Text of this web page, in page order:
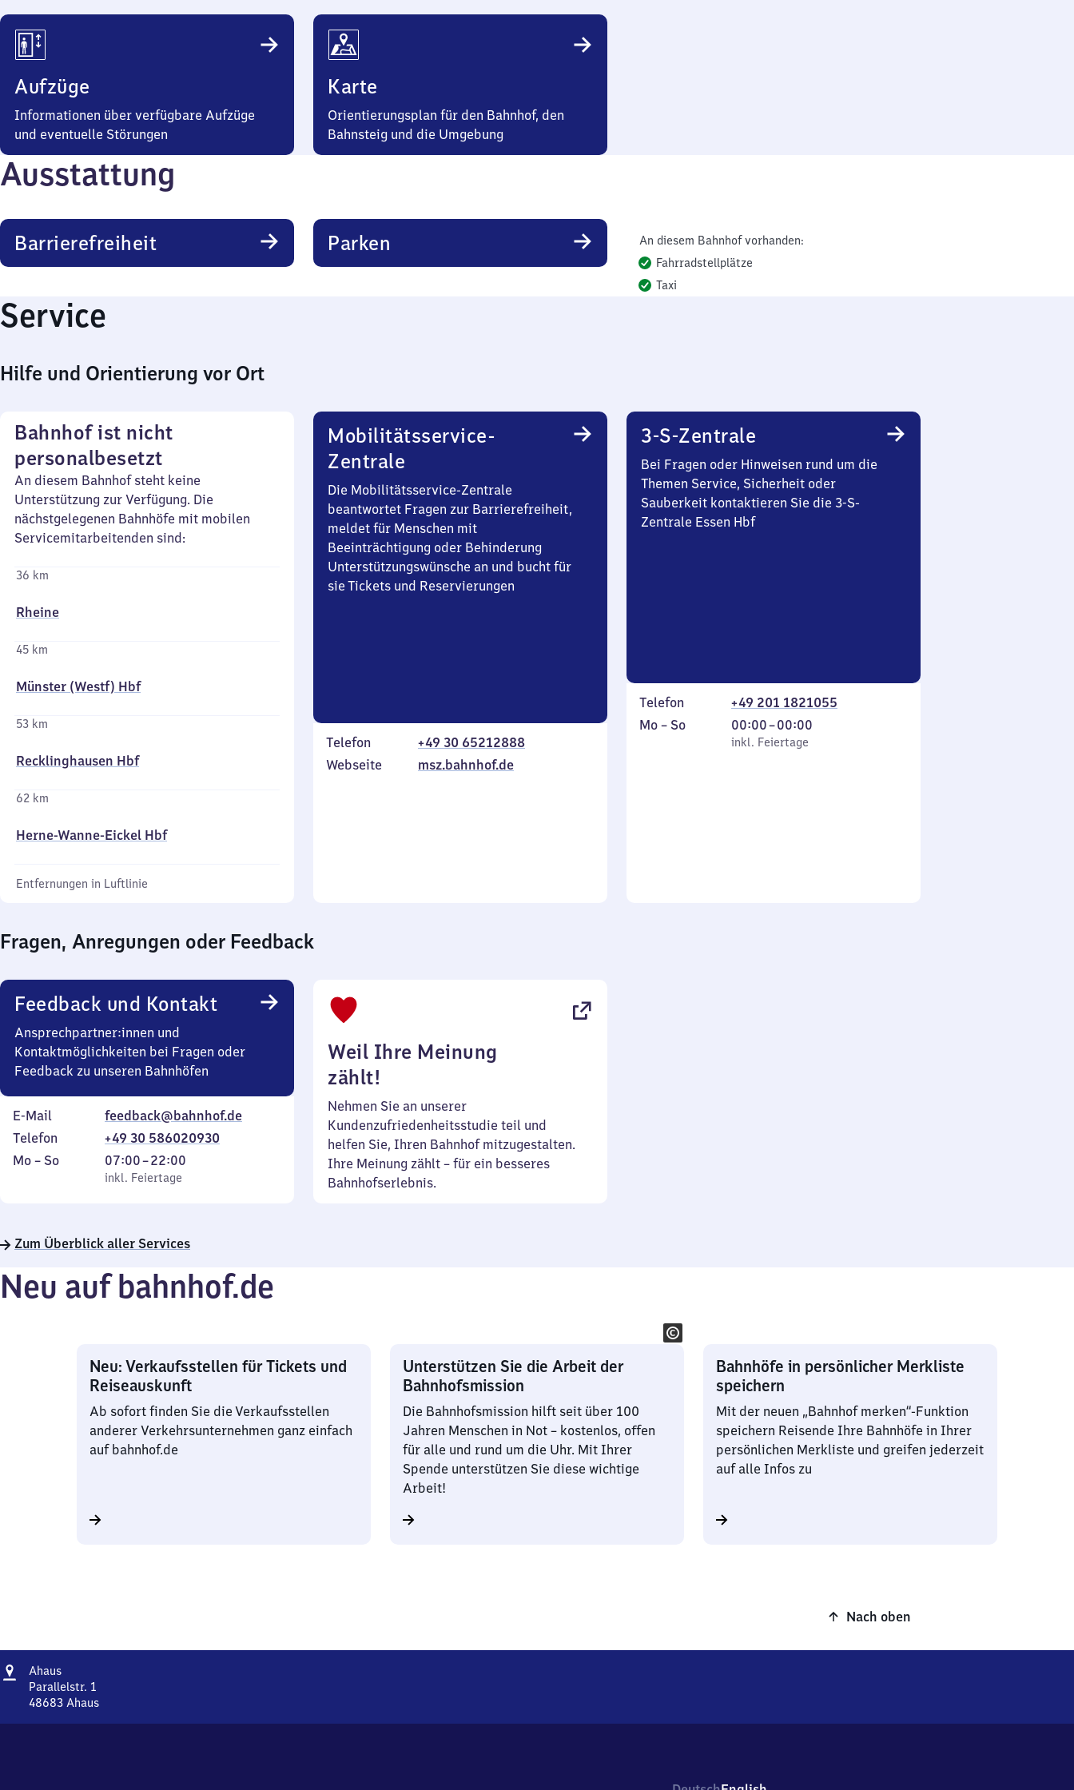
Aufzüge
Informationen über verfügbare Aufzüge
und eventuelle Störungen
Karte
Orientierungsplan für den Bahnhof, den
Bahnsteig und die Umgebung
Ausstattung
Barrierefreiheit Parken
An diesem Bahnhof vorhanden:
Fahrradstellplätze
Taxi
Service
Hilfe und Orientierung vor Ort
Bahnhof ist nicht
personalbesetzt
An diesem Bahnhof steht keine
Unterstützung zur Verfügung. Die
nächstgelegenen Bahnhöfe mit mobilen
Servicemitarbeitenden sind:
36 km
Rheine
45 km
Münster (Westf) Hbf
53 km
Recklinghausen Hbf
62 km
Herne-Wanne-Eickel Hbf
Entfernungen in Luftlinie
Mobilitätsservice-
Zentrale
Die Mobilitätsservice-Zentrale
beantwortet Fragen zur Barrierefreiheit,
meldet für Menschen mit
Beeinträchtigung oder Behinderung
Unterstützungswünsche an und bucht für
sie Tickets und Reservierungen
Telefon
+49 30 65212888
Webseite
msz.bahnhof.de
3-S-Zentrale
Bei Fragen oder Hinweisen rund um die
Themen Service, Sicherheit oder
Sauberkeit kontaktieren Sie die 3-S-
Zentrale Essen Hbf
Telefon
+49 201 1821055
Montag
Mo – So,
inkl. Feiertage
00:00–00:00
Von
0
inkl. Feiertage
Fragen, Anregungen oder Feedback
Feedback und Kontakt
Ansprechpartner:innen und
Kontaktmöglichkeiten bei Fragen oder
Feedback zu unseren Bahnhöfen
E-Mail
feedback@bahnhof.de
Telefon
+49 30 586020930
Montag
Mo – So,
inkl. Feiertage
07:00–22:00
Von
7
22
inkl. Feiertage
Weil Ihre Meinung
zählt!
Nehmen Sie an unserer
Kundenzufriedenheitsstudie teil und
helfen Sie, Ihren Bahnhof mitzugestalten.
Ihre Meinung zählt – für ein besseres
Bahnhofserlebnis.
Zum Überblick aller Services
Neu auf bahnhof.de
Neu: Verkaufsstellen für Tickets und
Reiseauskunft
Ab sofort finden Sie die Verkaufsstellen
anderer Verkehrsunternehmen ganz einfach
auf bahnhof.de
Unterstützen Sie die Arbeit der
Bahnhofsmission
Die Bahnhofsmission hilft seit über 100
Jahren Menschen in Not – kostenlos, offen
für alle und rund um die Uhr. Mit Ihrer
Spende unterstützen Sie diese wichtige
Arbeit!
Bahnhöfe in persönlicher Merkliste
speichern
Mit der neuen „Bahnhof merken“-Funktion
speichern Reisende Ihre Bahnhöfe in Ihrer
persönlichen Merkliste und greifen jederzeit
auf alle Infos zu
Nach oben
Adresse
AhausAhaus
Parallelstr. 1
48683 Ahaus